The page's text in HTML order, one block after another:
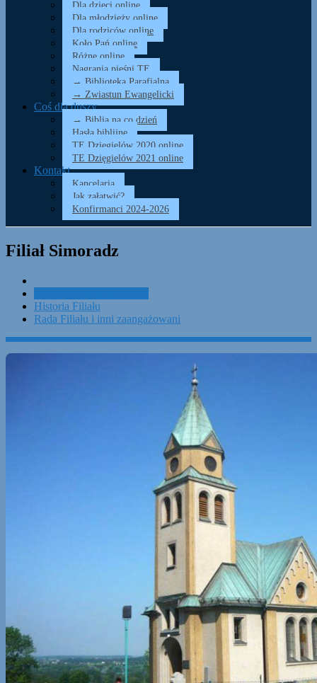
Dla dzieci online
Dla młodzieży online
Dla rodziców online
Koło Pań online
Różne online
Nagrania pieśni TE
→ Biblioteka Parafialna
→ Zwiastun Ewangelicki
Coś dla duszy…
→ Biblia na co dzień
Hasła biblijne
TE Dzięgielów 2020 online
TE Dzięgielów 2021 online
Kontakt
Kancelaria
Jak załatwić?
Konfirmanci 2024-2026
Filiał Simoradz
Historia Filiału
Rada Filiału i inni zaangażowani